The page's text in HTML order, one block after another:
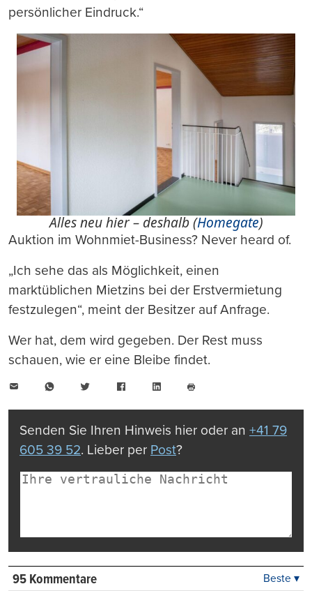
persönlicher Eindruck.“
Alles neu hier – deshalb (Homegate)
Auktion im Wohnmiet-Business? Never heard of.
„Ich sehe das als Möglichkeit, einen
marktüblichen Mietzins bei der Erstvermietung
festzulegen“, meint der Besitzer auf Anfrage.
Wer hat, dem wird gegeben. Der Rest muss
schauen, wie er eine Bleibe findet.
WhatsAppTwitter FacebookLinkedIn
drucken
Senden Sie Ihren Hinweis hier oder an +41 79
605 39 52. Lieber per Post?
95 Kommentare Beste ▾